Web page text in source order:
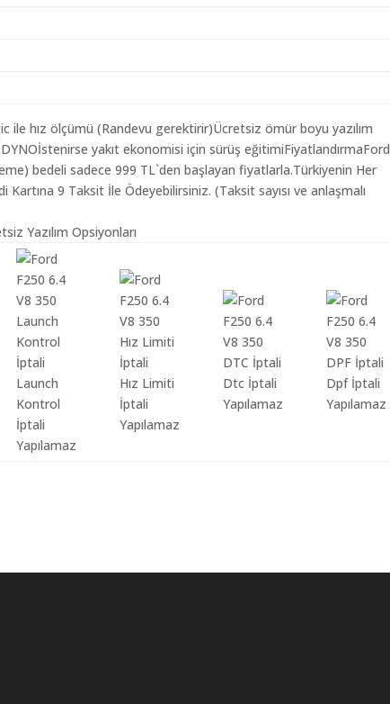
hız ölçümü (Randevu gerektirir)Ücretsiz ömür boyu yazılım
yakıt ekonomisi için sürüş eğitimiFiyatlandırmaFord
bedeli sadece 999 TL`den başlayan fiyatlarla.Türkiyenin Her
9 Taksit İle Ödeyebilirsiniz. (Taksit sayısı ve anlaşmalı
Yazılım Opsiyonları
Launch
Kontrol
İptali
Yapılamaz
Hız Limiti
İptali
Yapılamaz
Dtc İptali
Yapılamaz
Dpf İptali
Yapılamaz